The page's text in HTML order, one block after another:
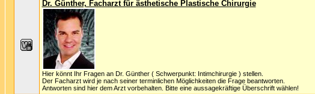
Dr. Günther, Facharzt für ästhetische Plastische Chirurgie
Hier könnt Ihr Fragen an Dr. Günther ( Schwerpunkt: Intimchirurgie ) stellen.
Der Facharzt wird je nach seiner terminlichen Möglichkeiten die Frage beantworten.
Antworten sind hier dem Arzt vorbehalten. Bitte eine aussagekräftige Überschrift wählen!